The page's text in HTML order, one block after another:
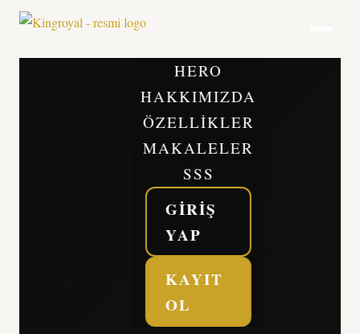
HERO
HAKKIMIZDA
ÖZELLIKLER
MAKALELER
SSS
GIRIŞ
YAP
KAYIT
OL